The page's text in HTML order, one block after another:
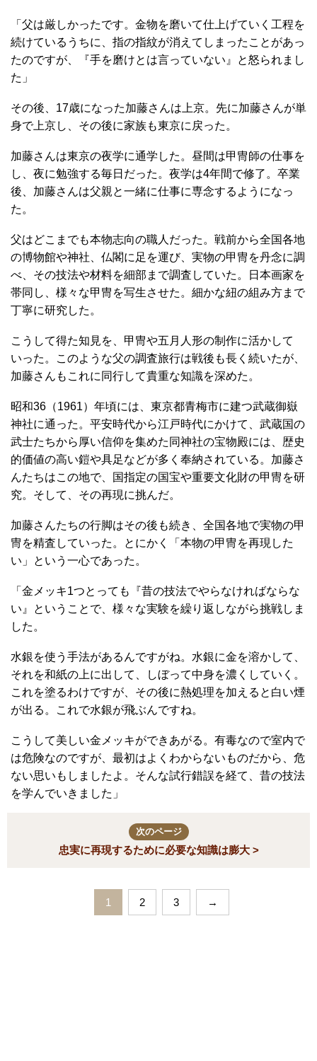
「父は厳しかったです。金物を磨いて仕上げていく工程を
続けているうちに、指の指紋が消えてしまったことがあっ
たのですが、『手を磨けとは言っていない』と怒られまし
た」
その後、17歳になった加藤さんは上京。先に加藤さんが単
身で上京し、その後に家族も東京に戻った。
加藤さんは東京の夜学に通学した。昼間は甲冑師の仕事を
し、夜に勉強する毎日だった。夜学は4年間で修了。卒業
後、加藤さんは父親と一緒に仕事に専念するようになっ
た。
父はどこまでも本物志向の職人だった。戦前から全国各地
の博物館や神社、仏閣に足を運び、実物の甲冑を丹念に調
べ、その技法や材料を細部まで調査していた。日本画家を
帯同し、様々な甲冑を写生させた。細かな紐の組み方まで
丁寧に研究した。
こうして得た知見を、甲冑や五月人形の制作に活かして
いった。このような父の調査旅行は戦後も長く続いたが、
加藤さんもこれに同行して貴重な知識を深めた。
昭和36（1961）年頃には、東京都青梅市に建つ武蔵御嶽
神社に通った。平安時代から江戸時代にかけて、武蔵国の
武士たちから厚い信仰を集めた同神社の宝物殿には、歴史
的価値の高い鎧や具足などが多く奉納されている。加藤さ
んたちはこの地で、国指定の国宝や重要文化財の甲冑を研
究。そして、その再現に挑んだ。
加藤さんたちの行脚はその後も続き、全国各地で実物の甲
冑を精査していった。とにかく「本物の甲冑を再現した
い」という一心であった。
「金メッキ1つとっても『昔の技法でやらなければならな
い』ということで、様々な実験を繰り返しながら挑戦しま
した。
水銀を使う手法があるんですがね。水銀に金を溶かして、
それを和紙の上に出して、しぼって中身を濃くしていく。
これを塗るわけですが、その後に熱処理を加えると白い煙
が出る。これで水銀が飛ぶんですね。
こうして美しい金メッキができあがる。有毒なので室内で
は危険なのですが、最初はよくわからないものだから、危
ない思いもしましたよ。そんな試行錯誤を経て、昔の技法
を学んでいきました」
次のページ
忠実に再現するために必要な知識は膨大 >
1 2 3 →